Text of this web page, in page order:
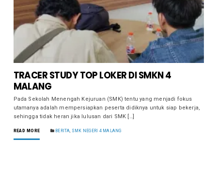
TRACER STUDY TOP LOKER DI SMKN 4
MALANG
Pada Sekolah Menengah Kejuruan (SMK) tentu yang menjadi fokus
utamanya adalah mempersiapkan peserta didiknya untuk siap bekerja,
sehingga tidak heran jika lulusan dari SMK […]
READ MORE BERITA SMK NEGERI 4 MALANG